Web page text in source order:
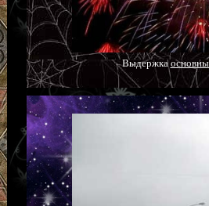
Выдержка